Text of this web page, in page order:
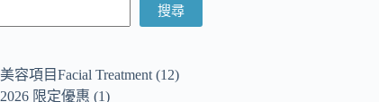
搜尋
美容項目Facial Treatment 12
2026 限定優惠
1